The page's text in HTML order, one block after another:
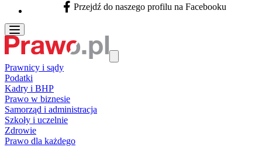
Facebook - otwiera się w nowej karcie
Przejdź do naszego profilu na Facebooku
Prawnicy i sądy
Podatki
Kadry i BHP
Prawo w biznesie
Samorząd i administracja
Szkoły i uczelnie
Zdrowie
Prawo dla każdego